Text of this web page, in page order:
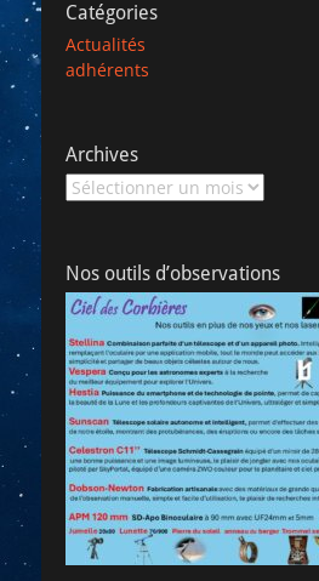
Catégories
Actualités
adhérents
Archives
Archives
Nos outils d’observations